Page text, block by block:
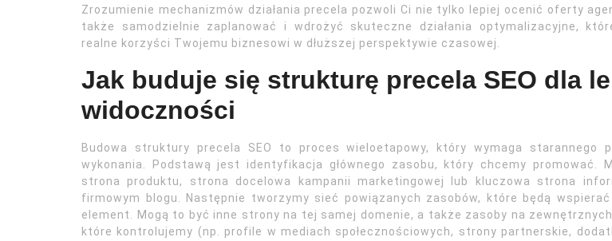
Zrozumienie mechanizmów działania precela pozwoli Ci nie tylko lepiej ocenić oferty
także samodzielnie zaplanować i wdrożyć skuteczne działania optymalizacyjne,
realne korzyści Twojemu biznesowi w dłuższej perspektywie czasowej.
Jak buduje się strukturę precela SEO dla
widoczności
Budowa struktury precela SEO to proces wieloetapowy, który wymaga starannego
wykonania. Podstawą jest identyfikacja głównego zasobu, który chcemy promować.
strona produktu, strona docelowa kampanii marketingowej lub kluczowa strona
firmowym blogu. Następnie tworzymy sieć powiązanych zasobów, które będą wspierać
element. Mogą to być inne strony na tej samej domenie, a także zasoby na
które kontrolujemy (np. profile w mediach społecznościowych, strony partnerskie,